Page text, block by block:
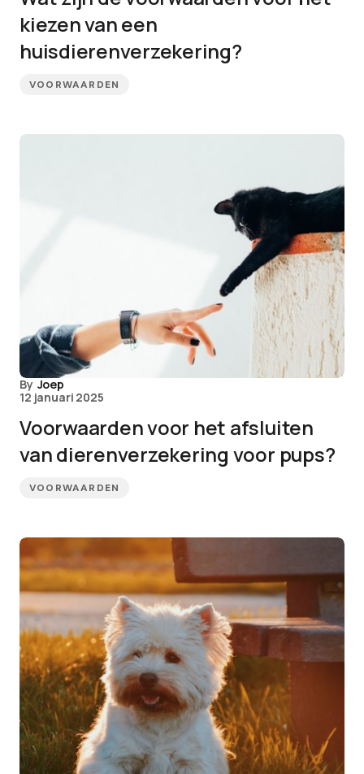
kiezen van een
huisdierenverzekering?
VOORWAARDEN
By Joep
12 januari 2025
Voorwaarden voor het afsluiten
van dierenverzekering voor pups?
VOORWAARDEN